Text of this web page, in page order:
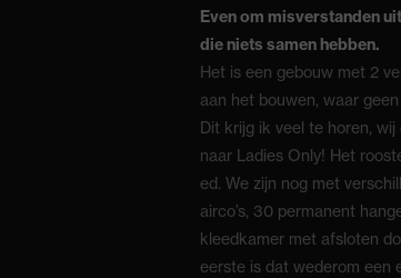
Even om misverstanden
die niets samen hebben.
Het is een gebouw met 2
aan het bouwen, waar
Dit krijg ik veel te horen,
naar Ladies Only! Het
ed. We zijn nog met
airco’s, 30 permanent
kleedkamer met afsloten
eerste is dat wederom een